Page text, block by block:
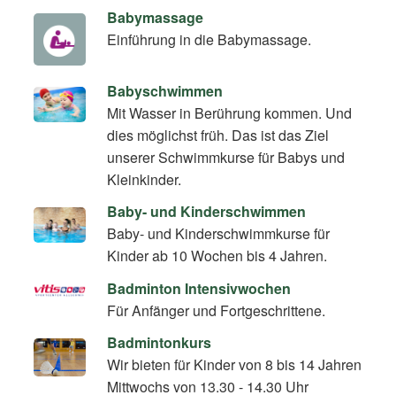
Babymassage
Einführung in die Babymassage.
Babyschwimmen
Mit Wasser in Berührung kommen. Und
dies möglichst früh. Das ist das Ziel
unserer Schwimmkurse für Babys und
Kleinkinder.
Baby- und Kinderschwimmen
Baby- und Kinderschwimmkurse für
Kinder ab 10 Wochen bis 4 Jahren.
Badminton Intensivwochen
Für Anfänger und Fortgeschrittene.
Badmintonkurs
Wir bieten für Kinder von 8 bis 14 Jahren
Mittwochs von 13.30 - 14.30 Uhr